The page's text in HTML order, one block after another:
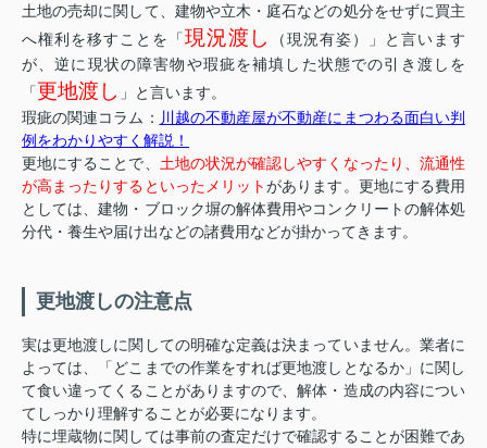
土地の売却に関して、建物や立木・庭石などの処分をせずに買主
へ権利を移すことを「現況渡し
（現況有姿）」と言います
が、逆に現状の障害物や瑕疵を補填した状態での引き渡しを
「更地渡し 」と言います。
瑕疵の関連コラム： 川越の不動産屋が不動産にまつわる面白い判
例をわかりやすく解説！
更地にすることで、 土地の状況が確認しやすくなったり、流通性
が高まったりするといったメリットがあります。更地にする費用
としては、建物・ブロック塀の解体費用やコンクリートの解体処
分代・養生や届け出などの諸費用などが掛かってきます。
更地渡しの注意点
実は更地渡しに関しての明確な定義は決まっていません。業者に
よっては、「どこまでの作業をすれば更地渡しとなるか」に関し
て食い違ってくることがありますので、解体・造成の内容につい
てしっかり理解することが必要になります。
特に埋蔵物に関しては事前の査定だけで確認することが困難であ